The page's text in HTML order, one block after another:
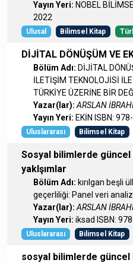
Yayın Yeri: NOBEL
2022
Ulusal Bilimsel Kitap
DİJİTAL DÖNÜŞÜM VE
Bölüm Adı: DİJİTAL
İLETİŞİM TEKNOLOJİSİ
TÜRKİYE ÜZERİNE BİR
Yazar(lar): ARSLAN
Yayın Yeri: EKİN ISBN:
Uluslararası Bilimsel Kitap
Sosyal bilimlerde
yaklşımlar
Bölüm Adı: kırılgan beşli
geçerliliği: Panel veri
Yazar(lar): ARSLAN
Yayın Yeri: iksad ISBN:
Uluslararası Bilimsel Kitap
sosyal bilimlerde